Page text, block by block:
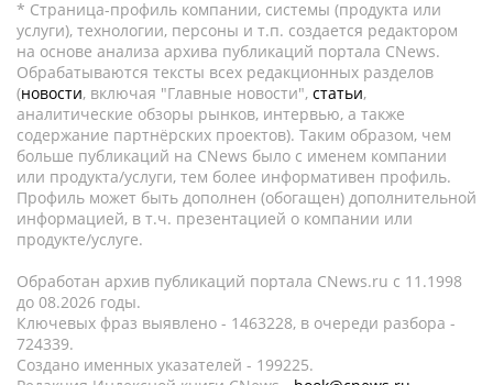
* Страница-профиль компании, системы (продукта или
услуги), технологии, персоны и т.п. создается редактором
на основе анализа архива публикаций портала CNews.
Обрабатываются тексты всех редакционных разделов
(новости, включая "Главные новости", статьи,
аналитические обзоры рынков, интервью, а также
содержание партнёрских проектов). Таким образом, чем
больше публикаций на CNews было с именем компании
или продукта/услуги, тем более информативен профиль.
Профиль может быть дополнен (обогащен) дополнительной
информацией, в т.ч. презентацией о компании или
продукте/услуге.
Обработан архив публикаций портала CNews.ru c 11.1998
до 08.2026 годы.
Ключевых фраз выявлено - 1463228, в очереди разбора -
724339.
Создано именных указателей - 199225.